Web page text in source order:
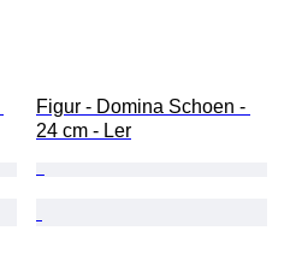
Figur - Domina Schoen -
24 cm - Ler